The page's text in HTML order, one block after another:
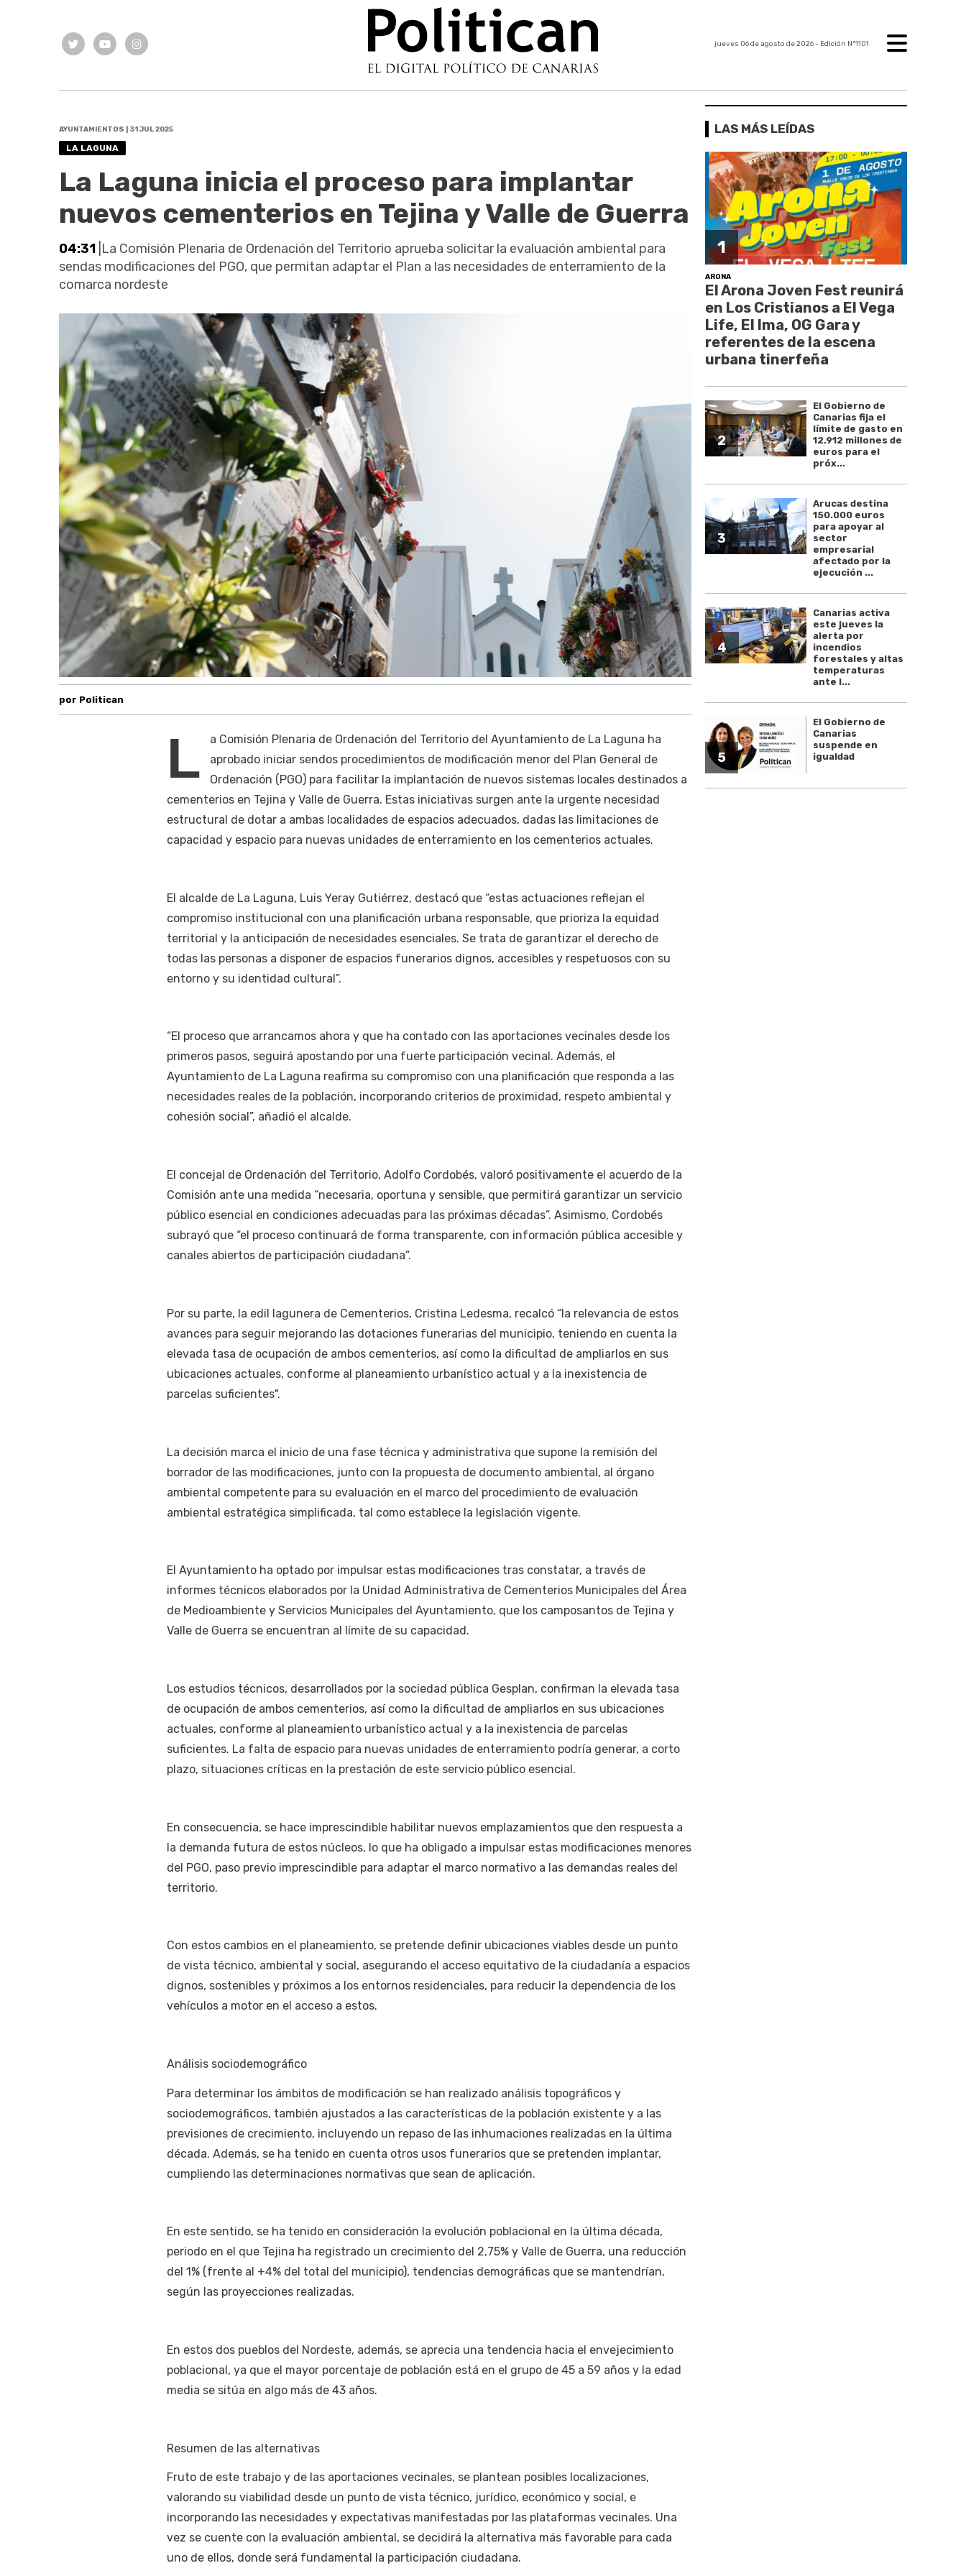
jueves 06 de agosto de 2026- Edición Nº1101
AYUNTAMIENTOS | 31 JUL 2025
LA LAGUNA
La Laguna inicia el proceso para implantar
nuevos cementerios en Tejina y Valle de Guerra
04:31 |La Comisión Plenaria de Ordenación del Territorio aprueba solicitar la evaluación ambiental para
sendas modificaciones del PGO, que permitan adaptar el Plan a las necesidades de enterramiento de la
comarca nordeste
por Politican
L
a Comisión Plenaria de Ordenación del Territorio del Ayuntamiento de La Laguna ha
aprobado iniciar sendos procedimientos de modificación menor del Plan General de
Ordenación (PGO) para facilitar la implantación de nuevos sistemas locales destinados a
cementerios en Tejina y Valle de Guerra. Estas iniciativas surgen ante la urgente necesidad
estructural de dotar a ambas localidades de espacios adecuados, dadas las limitaciones de
capacidad y espacio para nuevas unidades de enterramiento en los cementerios actuales.
El alcalde de La Laguna, Luis Yeray Gutiérrez, destacó que “estas actuaciones reflejan el
compromiso institucional con una planificación urbana responsable, que prioriza la equidad
territorial y la anticipación de necesidades esenciales. Se trata de garantizar el derecho de
todas las personas a disponer de espacios funerarios dignos, accesibles y respetuosos con su
entorno y su identidad cultural”.
“El proceso que arrancamos ahora y que ha contado con las aportaciones vecinales desde los
primeros pasos, seguirá apostando por una fuerte participación vecinal. Además, el
Ayuntamiento de La Laguna reafirma su compromiso con una planificación que responda a las
necesidades reales de la población, incorporando criterios de proximidad, respeto ambiental y
cohesión social”, añadió el alcalde.
El concejal de Ordenación del Territorio, Adolfo Cordobés, valoró positivamente el acuerdo de la
Comisión ante una medida “necesaria, oportuna y sensible, que permitirá garantizar un servicio
público esencial en condiciones adecuadas para las próximas décadas”. Asimismo, Cordobés
subrayó que “el proceso continuará de forma transparente, con información pública accesible y
canales abiertos de participación ciudadana”.
Por su parte, la edil lagunera de Cementerios, Cristina Ledesma, recalcó “la relevancia de estos
avances para seguir mejorando las dotaciones funerarias del municipio, teniendo en cuenta la
elevada tasa de ocupación de ambos cementerios, así como la dificultad de ampliarlos en sus
ubicaciones actuales, conforme al planeamiento urbanístico actual y a la inexistencia de
parcelas suficientes".
La decisión marca el inicio de una fase técnica y administrativa que supone la remisión del
borrador de las modificaciones, junto con la propuesta de documento ambiental, al órgano
ambiental competente para su evaluación en el marco del procedimiento de evaluación
ambiental estratégica simplificada, tal como establece la legislación vigente.
El Ayuntamiento ha optado por impulsar estas modificaciones tras constatar, a través de
informes técnicos elaborados por la Unidad Administrativa de Cementerios Municipales del Área
de Medioambiente y Servicios Municipales del Ayuntamiento, que los camposantos de Tejina y
Valle de Guerra se encuentran al límite de su capacidad.
Los estudios técnicos, desarrollados por la sociedad pública Gesplan, confirman la elevada tasa
de ocupación de ambos cementerios, así como la dificultad de ampliarlos en sus ubicaciones
actuales, conforme al planeamiento urbanístico actual y a la inexistencia de parcelas
suficientes. La falta de espacio para nuevas unidades de enterramiento podría generar, a corto
plazo, situaciones críticas en la prestación de este servicio público esencial.
En consecuencia, se hace imprescindible habilitar nuevos emplazamientos que den respuesta a
la demanda futura de estos núcleos, lo que ha obligado a impulsar estas modificaciones menores
del PGO, paso previo imprescindible para adaptar el marco normativo a las demandas reales del
territorio.
Con estos cambios en el planeamiento, se pretende definir ubicaciones viables desde un punto
de vista técnico, ambiental y social, asegurando el acceso equitativo de la ciudadanía a espacios
dignos, sostenibles y próximos a los entornos residenciales, para reducir la dependencia de los
vehículos a motor en el acceso a estos.
Análisis sociodemográfico
Para determinar los ámbitos de modificación se han realizado análisis topográficos y
sociodemográficos, también ajustados a las características de la población existente y a las
previsiones de crecimiento, incluyendo un repaso de las inhumaciones realizadas en la última
década. Además, se ha tenido en cuenta otros usos funerarios que se pretenden implantar,
cumpliendo las determinaciones normativas que sean de aplicación.
En este sentido, se ha tenido en consideración la evolución poblacional en la última década,
periodo en el que Tejina ha registrado un crecimiento del 2,75% y Valle de Guerra, una reducción
del 1% (frente al +4% del total del municipio), tendencias demográficas que se mantendrían,
según las proyecciones realizadas.
En estos dos pueblos del Nordeste, además, se aprecia una tendencia hacia el envejecimiento
poblacional, ya que el mayor porcentaje de población está en el grupo de 45 a 59 años y la edad
media se sitúa en algo más de 43 años.
Resumen de las alternativas
Fruto de este trabajo y de las aportaciones vecinales, se plantean posibles localizaciones,
valorando su viabilidad desde un punto de vista técnico, jurídico, económico y social, e
incorporando las necesidades y expectativas manifestadas por las plataformas vecinales. Una
vez se cuente con la evaluación ambiental, se decidirá la alternativa más favorable para cada
uno de ellos, donde será fundamental la participación ciudadana.
LAS MÁS LEÍDAS
1
ARONA
El Arona Joven Fest reunirá
en Los Cristianos a El Vega
Life, El Ima, OG Gara y
referentes de la escena
urbana tinerfeña
2
El Gobierno de
Canarias fija el
límite de gasto en
12.912 millones de
euros para el
próx...
3
Arucas destina
150.000 euros
para apoyar al
sector
empresarial
afectado por la
ejecución ...
4
Canarias activa
este jueves la
alerta por
incendios
forestales y altas
temperaturas
ante l...
5
El Gobierno de
Canarias
suspende en
igualdad